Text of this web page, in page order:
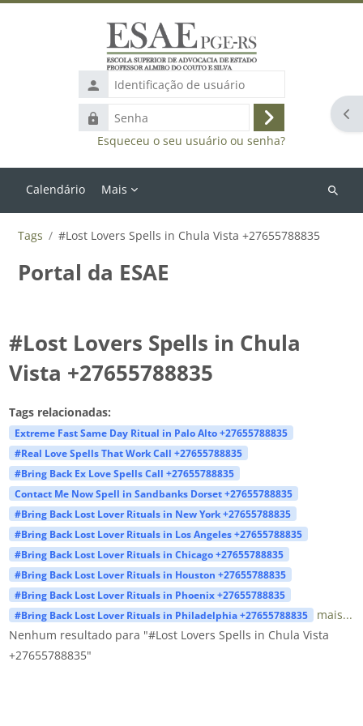
Identificação
de
usuário
Senha
Acessar
Esqueceu o seu usuário ou senha?
Calendário Mais
Buscar
Tags #Lost Lovers Spells in Chula Vista +27655788835
Portal da ESAE
#Lost Lovers Spells in Chula
Vista +27655788835
Tags relacionadas:
Extreme Fast Same Day Ritual in Palo Alto +27655788835
#Real Love Spells That Work Call +27655788835
#Bring Back Ex Love Spells Call +27655788835
Contact Me Now Spell in Sandbanks Dorset +27655788835
#Bring Back Lost Lover Rituals in New York +27655788835
#Bring Back Lost Lover Rituals in Los Angeles +27655788835
#Bring Back Lost Lover Rituals in Chicago +27655788835
#Bring Back Lost Lover Rituals in Houston +27655788835
#Bring Back Lost Lover Rituals in Phoenix +27655788835
#Bring Back Lost Lover Rituals in Philadelphia +27655788835
mais...
Nenhum resultado para "#Lost Lovers Spells in Chula Vista
+27655788835"